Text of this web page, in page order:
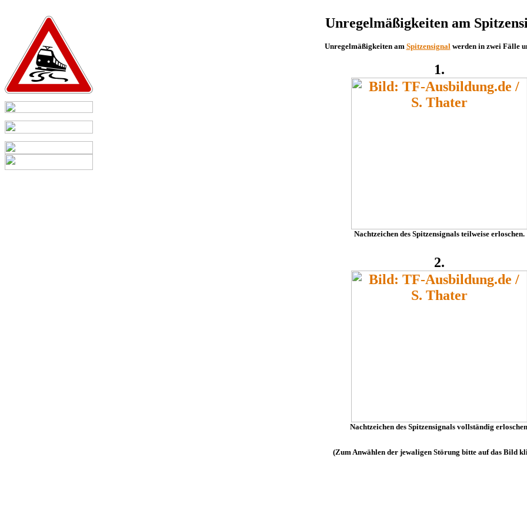
Unregelmäßigkeiten am
Unregelmäßigkeiten am Spitzensignalwerden in zwei Fälle
1.
Nachtzeichen des Spitzensignals teilweise erloschen.
2.
Nachtzeichen des Spitzensignals vollständig
(Zum Anwählen der jewaligen Störung bitte auf das Bild